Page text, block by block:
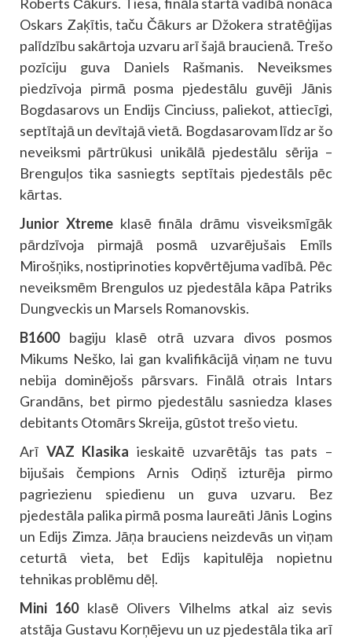
Oskars Zaķītis, taču Čākurs ar Džokera stratēģijas
palīdzību sakārtoja uzvaru arī šajā braucienā. Trešo
pozīciju guva Daniels Rašmanis. Neveiksmes
piedzīvoja pirmā posma pjedestālu guvēji Jānis
Bogdasarovs un Endijs Cinciuss, paliekot, attiecīgi,
septītajā un devītajā vietā. Bogdasarovam līdz ar šo
neveiksmi pārtrūkusi unikālā pjedestālu sērija –
Brenguļos tika sasniegts septītais pjedestāls pēc
kārtas.
Junior Xtremeklasē fināla drāmu visveiksmīgāk
pārdzīvoja pirmajā posmā uzvarējušais Emīls
Mirošņiks, nostiprinoties kopvērtējuma vadībā. Pēc
neveiksmēm Brengulos uz pjedestāla kāpa Patriks
Dungveckis un Marsels Romanovskis.
B1600bagiju klasē otrā uzvara divos posmos
Mikums Neško, lai gan kvalifikācijā viņam ne tuvu
nebija dominējošs pārsvars. Finālā otrais Intars
Grandāns, bet pirmo pjedestālu sasniedza klases
debitants Otomārs Skreija, gūstot trešo vietu.
Arī VAZ Klasika ieskaitē uzvarētājs tas pats –
bijušais čempions Arnis Odiņš izturēja pirmo
pagriezienu spiedienu un guva uzvaru. Bez
pjedestāla palika pirmā posma laureāti Jānis Logins
un Edijs Zimza. Jāņa brauciens neizdevās un viņam
ceturtā vieta, bet Edijs kapitulēja nopietnu
tehnikas problēmu dēļ.
Mini 160klasē Olivers Vilhelms atkal aiz sevis
atstāja Gustavu Korņējevu un uz pjedestāla tika arī